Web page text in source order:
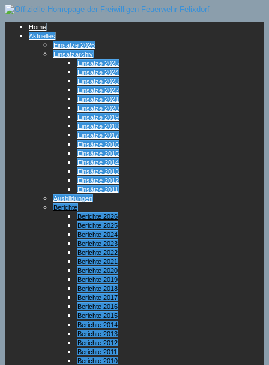
Home
Aktuelles
Einsätze 2026
Einsatzarchiv
Einsätze 2025
Einsätze 2024
Einsätze 2023
Einsätze 2022
Einsätze 2021
Einsätze 2020
Einsätze 2019
Einsätze 2018
Einsätze 2017
Einsätze 2016
Einsätze 2015
Einsätze 2014
Einsätze 2013
Einsätze 2012
Einsätze 2011
Ausbildungen
Berichte
Berichte 2026
Berichte 2025
Berichte 2024
Berichte 2023
Berichte 2022
Berichte 2021
Berichte 2020
Berichte 2019
Berichte 2018
Berichte 2017
Berichte 2016
Berichte 2015
Berichte 2014
Berichte 2013
Berichte 2012
Berichte 2011
Berichte 2010